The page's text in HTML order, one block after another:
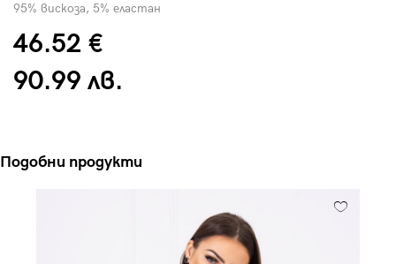
95% вискоза, 5% еластан
46.52 €
90.99 лв.
Подобни продукти